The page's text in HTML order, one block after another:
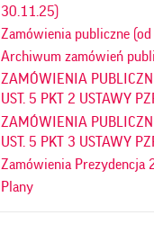
30.11.25)
Zamówienia publiczne
Archiwum zamówień
ZAMÓWIENIA
UST. 5 PKT 2 USTAWY
ZAMÓWIENIA
UST. 5 PKT 3 USTAWY
Zamówienia Prezydencja
Plany